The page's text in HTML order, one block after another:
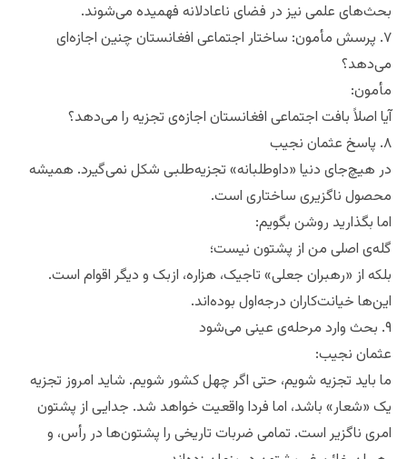
بحث‌های علمی نیز در فضای ناعادلانه فهمیده می‌شوند.
۷. پرسش مأمون: ساختار اجتماعی افغانستان چنین اجازه‌ای
می‌دهد؟
مأمون:
آیا اصلاً بافت اجتماعی افغانستان اجازه‌ی تجزیه را می‌دهد؟
۸. پاسخ عثمان نجیب
در هیچ‌جای دنیا «داوطلبانه» تجزیه‌طلبی شکل نمی‌گیرد. همیشه
محصول ناگزیری ساختاری است.
اما بگذارید روشن بگویم:
گله‌ی اصلی من از پشتون نیست؛
بلکه از «رهبران جعلی» تاجیک، هزاره، ازبک و دیگر اقوام است.
این‌ها خیانت‌کاران درجه‌اول بوده‌اند.
۹. بحث وارد مرحله‌ی عینی می‌شود
عثمان نجیب:
ما باید تجزیه شویم، حتی اگر چهل کشور شویم. شاید امروز تجزیه
یک «شعار» باشد، اما فردا واقعیت خواهد شد. جدایی از پشتون
امری ناگزیر است. تمامی ضربات تاریخی را پشتون‌ها در رأس، و